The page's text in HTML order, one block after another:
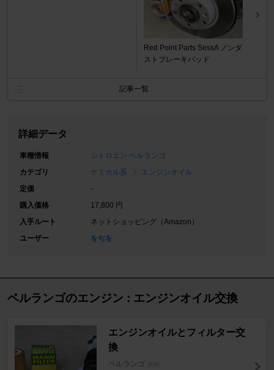
Red Point Parts SessA ノンダ
ストブレーキパッド
記事一覧
詳細データ
車種情報
シトロエン ベルランゴ
カテゴリ
ケミカル系
エンジンオイル
定価
-
購入価格
17,800 円
入手ルート
ネットショッピング（Amazon）
ユーザー
をぢを
ベルランゴのエンジン : エンジンオイル交換
エンジンオイルとフィルター交
換
ベルランゴ [K9]